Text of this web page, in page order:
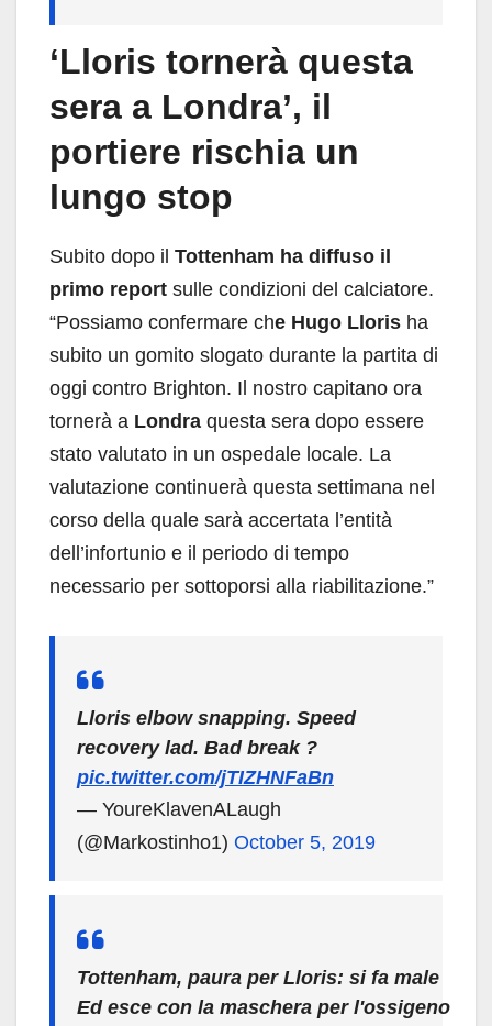
‘Lloris tornerà questa
sera a Londra’, il
portiere rischia un
lungo stop
Subito dopo il Tottenham ha diffuso il
primo report sulle condizioni del calciatore.
“Possiamo confermare che Hugo Lloris ha
subito un gomito slogato durante la partita di
oggi contro Brighton. Il nostro capitano ora
tornerà a Londra questa sera dopo essere
stato valutato in un ospedale locale. La
valutazione continuerà questa settimana nel
corso della quale sarà accertata l’entità
dell’infortunio e il periodo di tempo
necessario per sottoporsi alla riabilitazione.”
Lloris elbow snapping. Speed
recovery lad. Bad break ?
pic.twitter.com/jTIZHNFaBn
— YoureKlavenALaugh
(@Markostinho1) October 5, 2019
Tottenham, paura per Lloris: si fa male
Ed esce con la maschera per l'ossigeno